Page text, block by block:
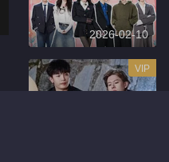
2026-02-10
VIP